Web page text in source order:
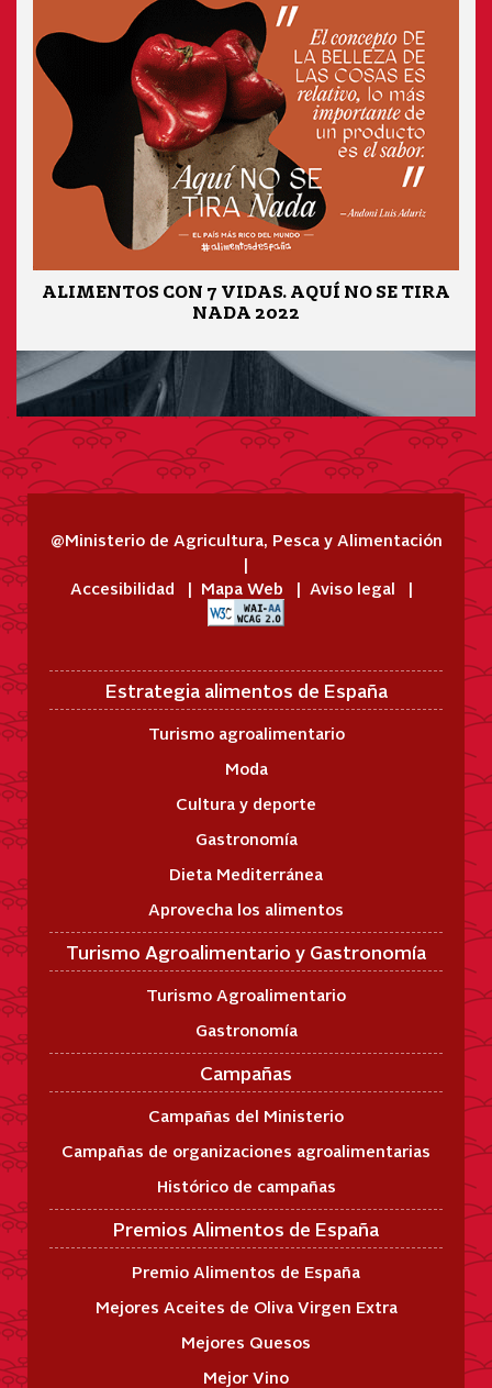
ALIMENTOS CON 7 VIDAS. AQUÍ NO SE TIRA
NADA 2022
@Ministerio de Agricultura, Pesca y Alimentación
Accesibilidad Mapa Web Aviso legal
Estrategia alimentos de España
Turismo agroalimentario
Moda
Cultura y deporte
Gastronomía
Dieta Mediterránea
Aprovecha los alimentos
Turismo Agroalimentario y Gastronomía
Turismo Agroalimentario
Gastronomía
Campañas
Campañas del Ministerio
Campañas de organizaciones agroalimentarias
Histórico de campañas
Premios Alimentos de España
Premio Alimentos de España
Mejores Aceites de Oliva Virgen Extra
Mejores Quesos
Mejor Vino